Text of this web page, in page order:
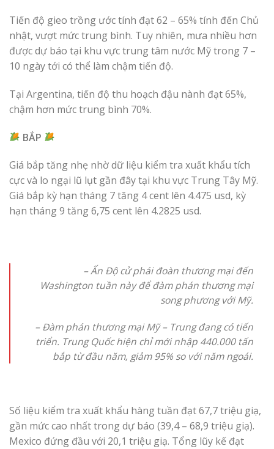
Tiến độ gieo trồng ước tính đạt 62 – 65% tính đến Chủ
nhật, vượt mức trung bình. Tuy nhiên, mưa nhiều hơn
được dự báo tại khu vực trung tâm nước Mỹ trong 7 –
10 ngày tới có thể làm chậm tiến độ.
Tại Argentina, tiến độ thu hoạch đậu nành đạt 65%,
chậm hơn mức trung bình 70%.
BẮP
Giá bắp tăng nhẹ nhờ dữ liệu kiểm tra xuất khẩu tích
cực và lo ngại lũ lụt gần đây tại khu vực Trung Tây Mỹ.
Giá bắp kỳ hạn tháng 7 tăng 4 cent lên 4.475 usd, kỳ
hạn tháng 9 tăng 6,75 cent lên 4.2825 usd.
–Ấn Độ cử phái đoàn thương mại đến
Washington tuần này để đàm phán thương mại
song phương với Mỹ.
–Đàm phán thương mại Mỹ – Trung đang có tiến
triển. Trung Quốc hiện chỉ mới nhập 440.000 tấn
bắp từ đầu năm, giảm 95% so với năm ngoái.
Số liệu kiểm tra xuất khẩu hàng tuần đạt 67,7 triệu giạ,
gần mức cao nhất trong dự báo (39,4 – 68,9 triệu giạ).
Mexico đứng đầu với 20,1 triệu giạ. Tổng lũy kế đạt